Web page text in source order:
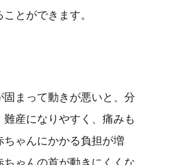
とができます。
固まって動きが悪いと、分
難産になりやすく、痛みも
ちゃんにかかる負担が増
ちゃんの首が動きにくくな